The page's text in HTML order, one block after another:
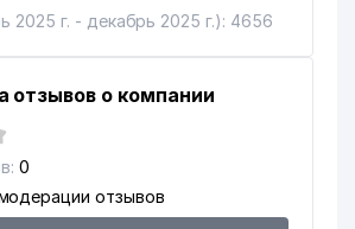
2025 г. - декабрь 2025 г.): 4656
отзывов о компании
0
отзывов